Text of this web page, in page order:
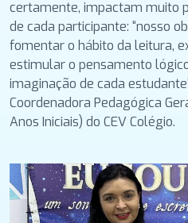
certamente, impactam muito
de cada participante: “nosso
fomentar o hábito da leitura,
estimular o pensamento
imaginação de cada
Coordenadora Pedagógica
Anos Iniciais) do CEV Colégio.